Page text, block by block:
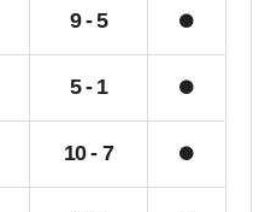
9-5
5- 1
10- 7